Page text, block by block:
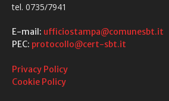
tel. 0735/7941
E-mail: ufficiostampa@comunesbt.it
PEC: protocollo@cert-sbt.it
Privacy Policy
Cookie Policy